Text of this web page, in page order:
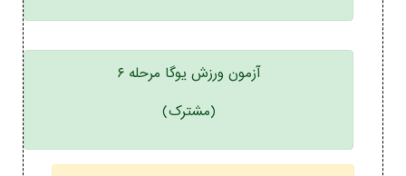
آزمون ورزش یوگا مرحله ۶
(مشترک)